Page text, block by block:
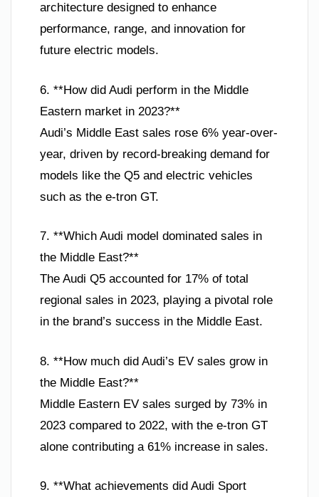
architecture designed to enhance
performance, range, and innovation for
future electric models.
6. **How did Audi perform in the Middle
Eastern market in 2023?**
Audi’s Middle East sales rose 6% year-over-
year, driven by record-breaking demand for
models like the Q5 and electric vehicles
such as the e-tron GT.
7. **Which Audi model dominated sales in
the Middle East?**
The Audi Q5 accounted for 17% of total
regional sales in 2023, playing a pivotal role
in the brand’s success in the Middle East.
8. **How much did Audi’s EV sales grow in
the Middle East?**
Middle Eastern EV sales surged by 73% in
2023 compared to 2022, with the e-tron GT
alone contributing a 61% increase in sales.
9. **What achievements did Audi Sport